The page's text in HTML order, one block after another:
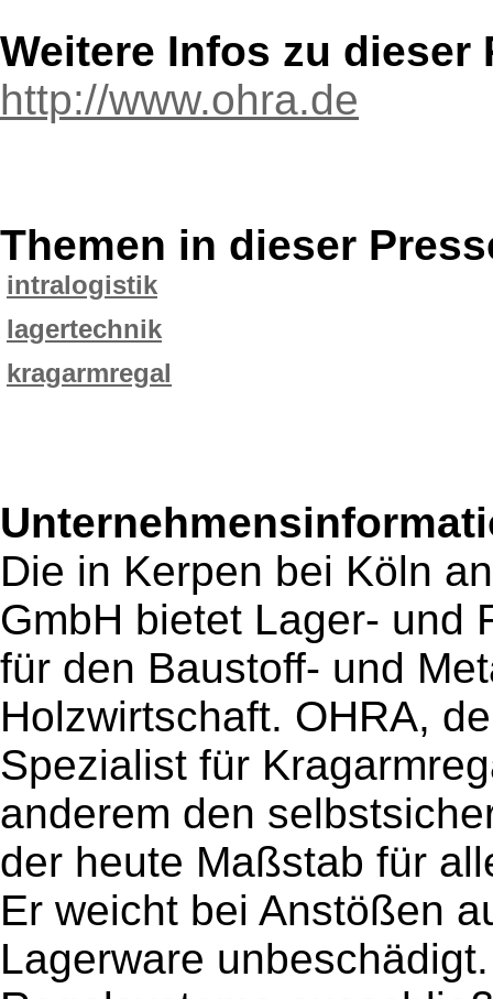
Weitere Infos zu dieser
http://www.ohra.de
Themen in dieser
intralogistik
lagertechnik
kragarmregal
Die in Kerpen bei Köln
GmbH bietet Lager- und
für den Baustoff- und
Holzwirtschaft. OHRA,
Spezialist für
anderem den
der heute Maßstab für
Er weicht bei Anstößen
Lagerware